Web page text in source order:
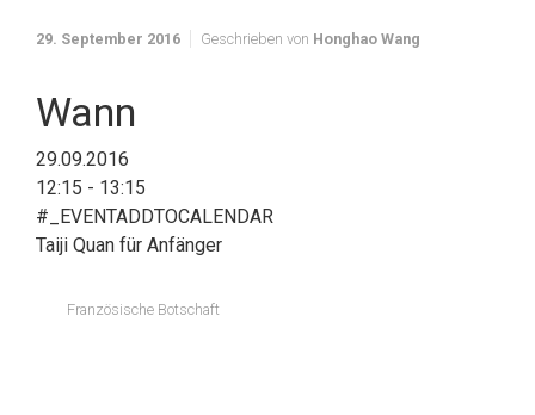
29. September 2016 Geschrieben von Honghao Wang
Wann
29.09.2016
12:15 - 13:15
#_EVENTADDTOCALENDAR
Taiji Quan für Anfänger
Französische Botschaft